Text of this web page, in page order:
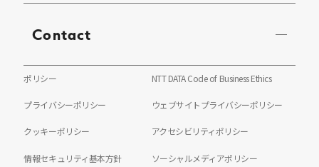
Contact
ポリシー NTT DATA Code of Business Ethics
プライバシーポリシー ウェブサイトプライバシーポリシー
クッキーポリシー アクセシビリティポリシー
情報セキュリティ基本方針 ソーシャルメディアポリシー